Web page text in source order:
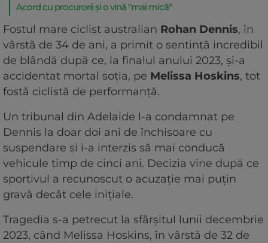
Acord cu procurorii și o vină "mai mică"
Fostul mare ciclist australian Rohan Dennis, în
vârstă de 34 de ani, a primit o sentință incredibil
de blândă după ce, la finalul anului 2023, și-a
accidentat mortal soția, pe Melissa Hoskins, tot
fostă ciclistă de performanță.
Un tribunal din Adelaide l-a condamnat pe
Dennis la doar doi ani de închisoare cu
suspendare și i-a interzis să mai conducă
vehicule timp de cinci ani. Decizia vine după ce
sportivul a recunoscut o acuzație mai puțin
gravă decât cele inițiale.
Tragedia s-a petrecut la sfârșitul lunii decembrie
2023, când Melissa Hoskins, în vârstă de 32 de